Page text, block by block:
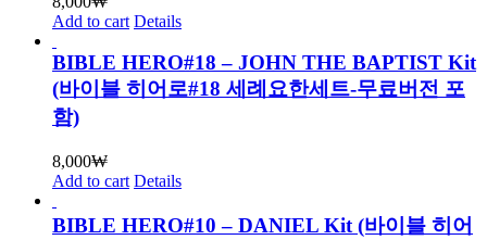
Add to cart Details
BIBLE HERO#18 – JOHN THE BAPTIST Kit
(바이블 히어로#18 세례요한세트-무료버전 포
함)
8,000₩
Add to cart Details
BIBLE HERO#10 – DANIEL Kit (바이블 히어